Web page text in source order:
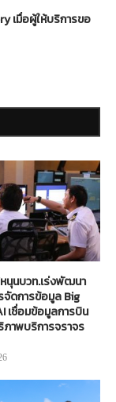
เมื่อผู้ให้บริการขอ
นุนบวท.เร่งพัฒนา
จัดการข้อมูล Big
เชื่อมข้อมูลการบิน
ภาพบริการจราจร